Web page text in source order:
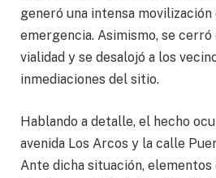
generó una intensa
emergencia. Asimismo, se
vialidad y se desalojó a los
inmediaciones del sitio.
Hablando a detalle, el hecho
avenida Los Arcos y la calle
Ante dicha situación,